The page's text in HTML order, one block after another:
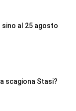
sino al 25 agosto
scagiona Stasi?